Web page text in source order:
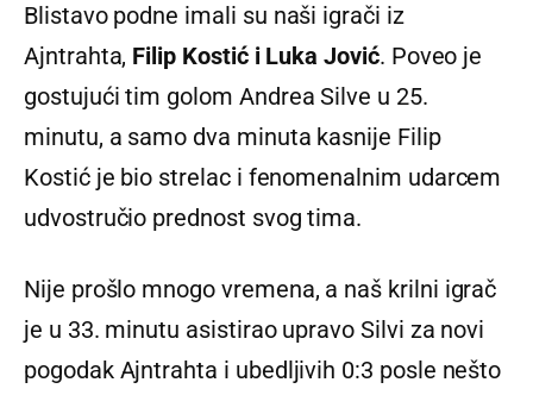
Blistavo podne imali su naši igrači iz
Ajntrahta, Filip Kostić i Luka Jović. Poveo je
gostujući tim golom Andrea Silve u 25.
minutu, a samo dva minuta kasnije Filip
Kostić je bio strelac i fenomenalnim udarcem
udvostručio prednost svog tima.
Nije prošlo mnogo vremena, a naš krilni igrač
je u 33. minutu asistirao upravo Silvi za novi
pogodak Ajntrahta i ubedljivih 0:3 posle nešto